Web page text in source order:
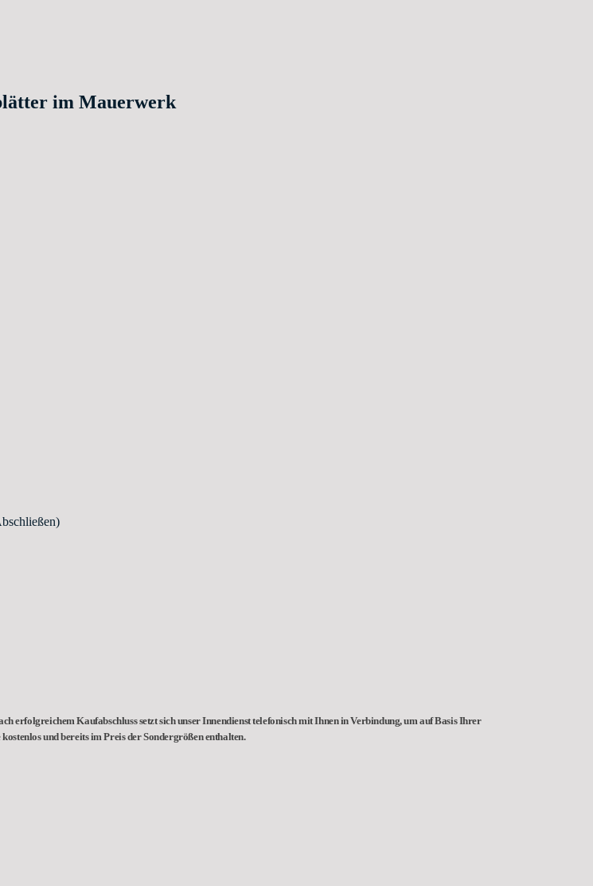
im Mauerwerk
erfolgreichem Kaufabschluss setzt sich unser Innendienst telefonisch mit Ihnen in Verbindung, um auf Basis Ihrer
und bereits im Preis der Sondergrößen enthalten.